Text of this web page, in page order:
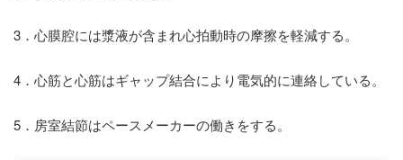
3．心膜腔には漿液が含まれ心拍動時の摩擦を軽減する。
4．心筋と心筋はギャップ結合により電気的に連絡している。
5．房室結節はペースメーカーの働きをする。